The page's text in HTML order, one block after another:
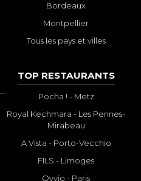
Bordeaux
Montpellier
Tous les pays et villes
TOP RESTAURANTS
Pocha ! - Metz
Royal Kechmara - Les Pennes-
Mirabeau
A Vista - Porto-Vecchio
FILS - Limoges
Ovvio - Paris